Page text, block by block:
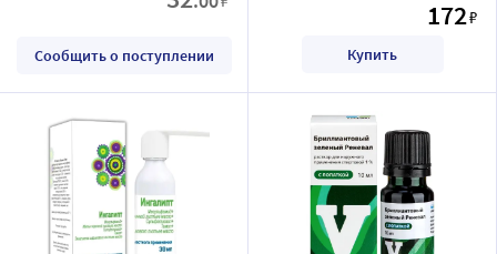
Сообщить о поступлении
172₽
Купить